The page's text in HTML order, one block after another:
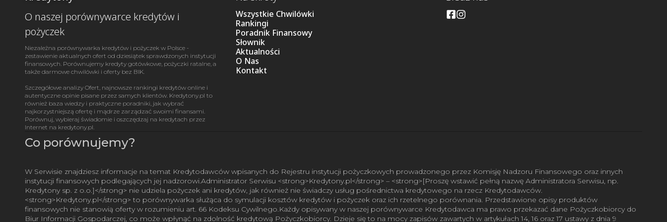
O naszej porównywarce kredytów i
pożyczek
Niezależna porównywarka kredytów i pożyczek w Polsce -
zestawienie aktualnych ofert od dziesiątek sprawdzonych instytucji
finansowych. Porównujemy kredyty gotówkowe, pożyczki ratalne, a
także darmowe chwilówki i oferty bez BIK.
Szczegółowe analizy Ofert, najnowsze rankingi kredytów online i
autentyczne opinie pisane przez samych klientów. Kredytony.pl to
również baza wiedzy i praktyczne poradniki, jak wybrać
najkorzystniejszą ofertę i mądrze zarządzać swoimi finansami.
Porównuj, wybieraj świadomie i oszczędzaj na kredytach przez
Internet na kredytony.pl.
Wszystkie Chwilówki
Rankingi
Poradnik Finansowy
Słownik
Aktualności
O Nas
Kontakt
Co porównujemy?
W Serwisie znajdziesz informacje na temat Kredytodawców wpisanych do Rejestru instytucji pożyczkowych prowadzonego przez Komisję Nadzoru Finansowego oraz innych
instytucji finansowych podlegających jej nadzorowi.Administrator Serwisu <strong>Kredytony.pl</strong> – <strong>[Proszę wstawić pełną nazwę Administratora Serwisu, np.
Kredytony sp. z o.o.]</strong> nie udziela pożyczek ani kredytów, jak również nie świadczy usług pośrednictwa kredytowego na rzecz Kredytodawców.
<strong>Kredytony.pl</strong> to porównywarka służąca do symulacji kosztów kredytów i pożyczek oraz ich rzetelnego porównania. Przedstawione opisy produktów
finansowych nie stanowią oferty w rozumieniu art. 66 Kodeksu Cywilnego.Każdy opisywany w naszej porównywarce Kredytodawca ma prawo przekazać dane Pożyczkobiorcy do
Biur Informacji Gospodarczej, co może wpłynąć na zdolność kredytową Pożyczkobiorcy. Dzieje się to na mocy zapisów zawartych w artykułach 14, 16 oraz 17 ustawy z dnia 9